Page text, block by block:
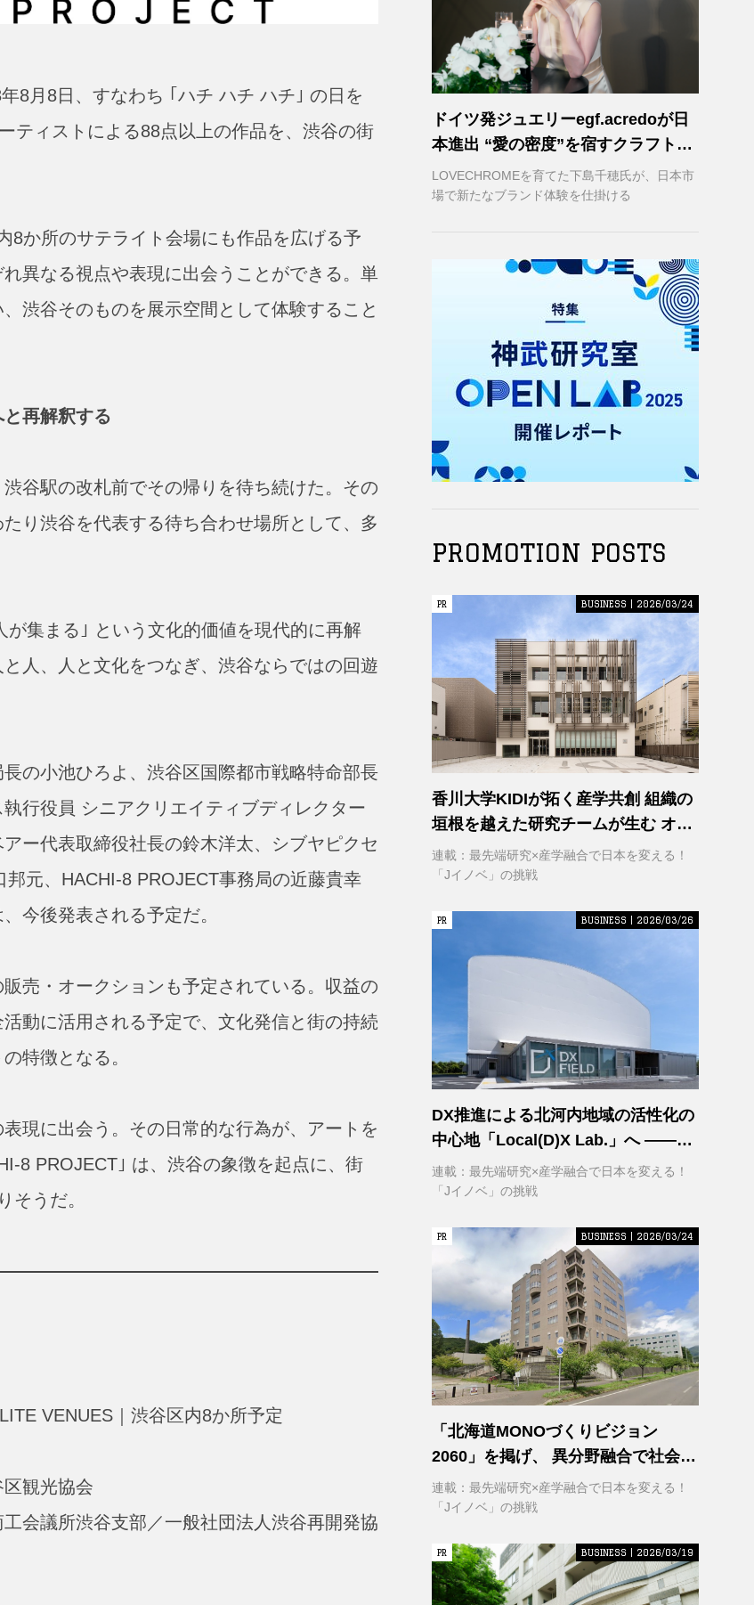
8月8日、すなわち ｢ハチ ハチ ハチ｣ の日を
ティストによる88点以上の作品を、渋谷の街
8か所のサテライト会場にも作品を広げる予
異なる視点や表現に出会うことができる。単
渋谷そのものを展示空間として体験すること
再解釈する
谷駅の改札前でその帰りを待ち続けた。その
り渋谷を代表する待ち合わせ場所として、多
集まる｣ という文化的価値を現代的に再解
人、人と文化をつなぎ、渋谷ならではの回遊
の小池ひろよ、渋谷区国際都市戦略特命部長
行役員 シニアクリエイティブディレクター
ー代表取締役社長の鈴木洋太、シブヤピクセ
元、HACHI-8 PROJECT事務局の近藤貴幸
今後発表される予定だ。
売・オークションも予定されている。収益の
動に活用される予定で、文化発信と街の持続
特徴となる。
現に出会う。その日常的な行為が、アートを
8 PROJECT｣ は、渋谷の象徴を起点に、街
そうだ。
VENUES｜渋谷区内8か所予定
観光協会
会議所渋谷支部／一般社団法人渋谷再開発協
ドイツ発ジュエリーegf.acredoが日
本進出 “愛の密度”を宿すクラフトマ
ンシップ
LOVECHROMEを育てた下島千穂氏が、日本市
場で新たなブランド体験を仕掛ける
PROMOTION POSTS
PR
PR BUSINESS | 2026/03/24
香川大学KIDIが拓く産学共創 組織の
垣根を越えた研究チームが生む オー
プンイノベーション
連載：最先端研究×産学融合で日本を変える！
「Jイノベ」の挑戦
PR
PR BUSINESS | 2026/03/26
DX推進による北河内地域の活性化の
中心地「Local(D)X Lab.」へ ――延
べ1,400㎡の巨大実証空間で地域DX
に挑む 大阪工業大学 DXフィールド
連載：最先端研究×産学融合で日本を変える！
「Jイノベ」の挑戦
PR
PR BUSINESS | 2026/03/24
「北海道MONOづくりビジョン
2060」を掲げ、 異分野融合で社会変
革に挑む 室蘭工業大学 クリエイティ
ブコラボレーションセンター
連載：最先端研究×産学融合で日本を変える！
「Jイノベ」の挑戦
PR
PR BUSINESS | 2026/03/19